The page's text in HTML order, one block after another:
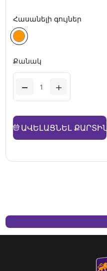
Հասանելի գույներ
Քանակ
ԱՎԵԼԱՑՆԵԼ ՔԱՐՏԻՆ